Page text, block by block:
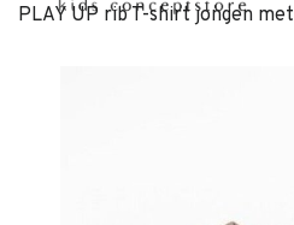
PLAY UP rib T-shirt jongen